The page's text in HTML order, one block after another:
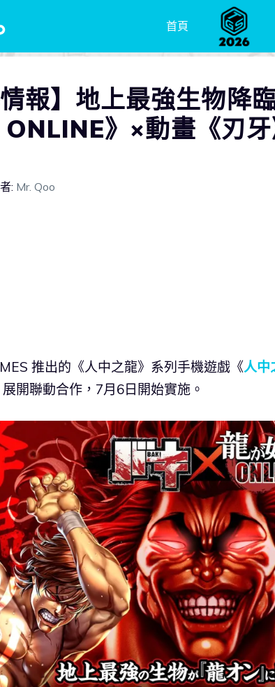
首頁
情報】地上最強生物降
ONLINE》×動畫《刃
: Mr. Qoo
推出的《人中之龍》系列手機遊戲《人中
開聯動合作，7月6日開始實施。